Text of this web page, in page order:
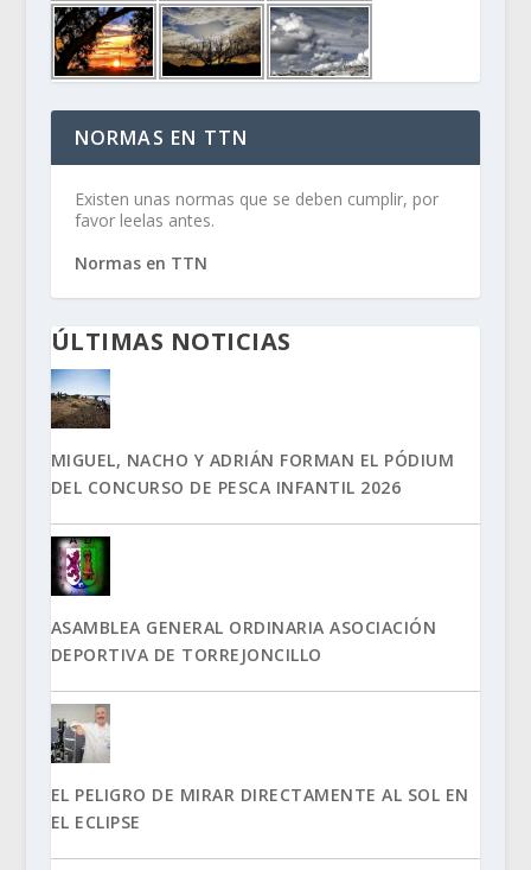
NORMAS EN TTN
Existen unas normas que se deben cumplir, por
favor leelas antes.
Normas en TTN
ÚLTIMAS NOTICIAS
MIGUEL, NACHO Y ADRIÁN FORMAN EL PÓDIUM
DEL CONCURSO DE PESCA INFANTIL 2026
ASAMBLEA GENERAL ORDINARIA ASOCIACIÓN
DEPORTIVA DE TORREJONCILLO
EL PELIGRO DE MIRAR DIRECTAMENTE AL SOL EN
EL ECLIPSE